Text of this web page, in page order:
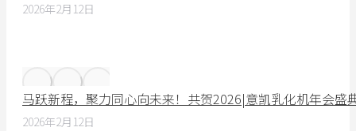
2026年2月12日
马跃新程，聚力同心向未来！共贺2026|意凯乳化机年会盛
2026年2月12日